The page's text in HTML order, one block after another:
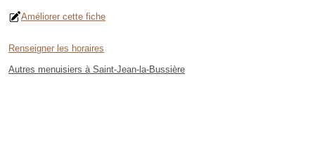
Améliorer cette fiche
Renseigner les horaires
Autres menuisiers à Saint-Jean-la-Bussière